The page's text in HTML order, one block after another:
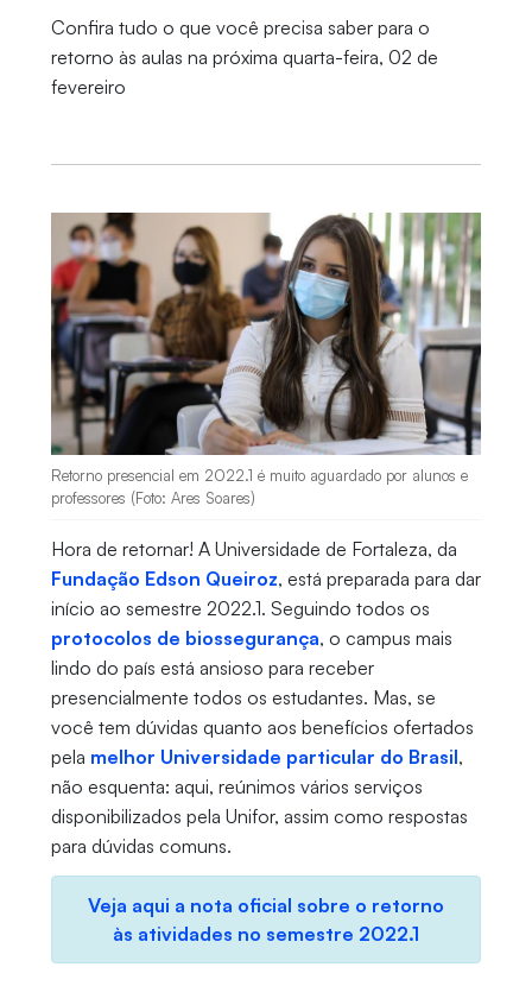
Confira tudo o que você precisa saber para o
retorno às aulas na próxima quarta-feira, 02 de
fevereiro
Retorno presencial em 2022.1 é muito aguardado por alunos e
professores (Foto: Ares Soares)
Hora de retornar! A Universidade de Fortaleza, da
Fundação Edson Queiroz, está preparada para dar
início ao semestre 2022.1. Seguindo todos os
protocolos de biossegurança, o campus mais
lindo do país está ansioso para receber
presencialmente todos os estudantes. Mas, se
você tem dúvidas quanto aos benefícios ofertados
pela melhor Universidade particular do Brasil,
não esquenta: aqui, reúnimos vários serviços
disponibilizados pela Unifor, assim como respostas
para dúvidas comuns.
Veja aqui a nota oficial sobre o retorno
às atividades no semestre 2022.1